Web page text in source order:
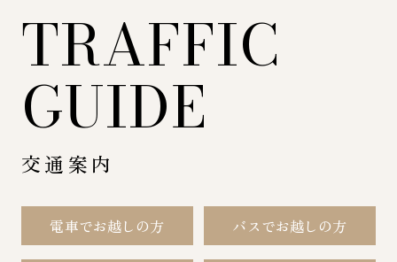
TRAFFIC
GUIDE
交通案内
電車でお越しの方 バスでお越しの方